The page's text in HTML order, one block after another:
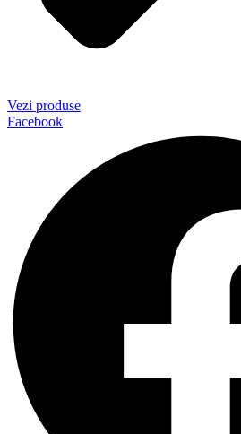
Vezi produse
Facebook